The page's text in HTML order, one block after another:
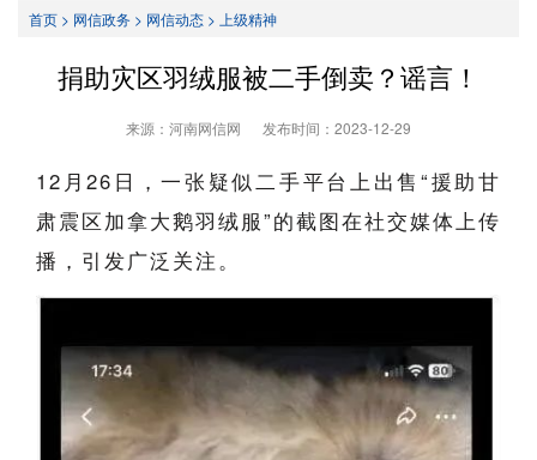
首页> 网信政务> 网信动态> 上级精神
捐助灾区羽绒服被二手倒卖？谣言！
来源：河南网信网 发布时间： 2023-12-29
12月26日，一张疑似二手平台上出售“援助甘
肃震区加拿大鹅羽绒服”的截图在社交媒体上传
播，引发广泛关注。